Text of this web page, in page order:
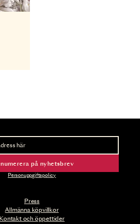
Press
Allmänna köpvillkor
Kontakt och öppettider
och biljettsläpp.
på nyhetsbrev
Personuppgiftspolicy